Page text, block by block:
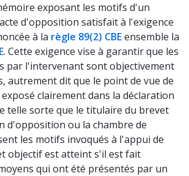
exposant les motifs d'un
d'opposition satisfait à l'exigence
à la règle 89(2) CBEensemble la
. Cette exigence vise à garantir que les
par l'intervenant sont objectivement
autrement dit que le point de vue de
clairement dans la déclaration
telle sorte que le titulaire du brevet
d'opposition ou la chambre de
les motifs invoqués à l'appui de
objectif est atteint s'il est fait
qui ont été présentés par un